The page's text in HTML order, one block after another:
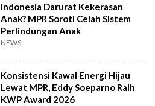
Indonesia Darurat Kekerasan
Anak? MPR Soroti Celah Sistem
Perlindungan Anak
NEWS
Konsistensi Kawal Energi Hijau
Lewat MPR, Eddy Soeparno Raih
KWP Award 2026